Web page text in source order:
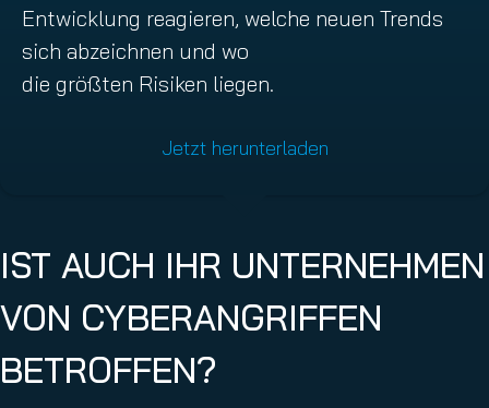
Entwicklung reagieren, welche neuen Trends
sich abzeichnen und wo
die größten Risiken liegen.
Jetzt herunterladen
IST AUCH IHR UNTERNEHMEN
VON CYBERANGRIFFEN
BETROFFEN?